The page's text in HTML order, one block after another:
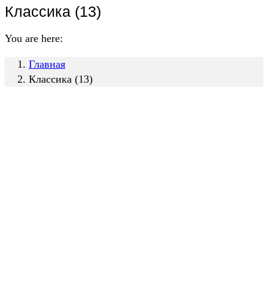
Классика (13)
You are here:
Главная
Классика (13)